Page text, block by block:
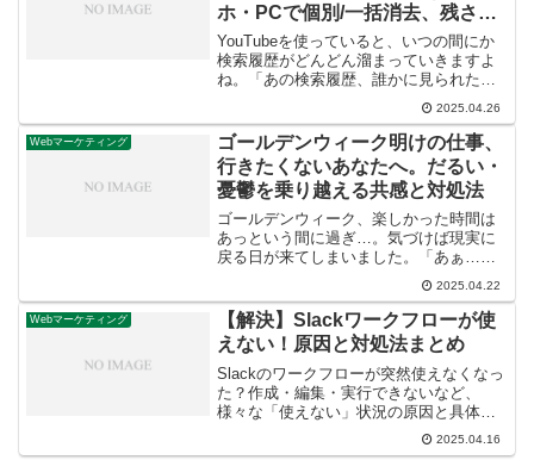
ホ・PCで個別/一括消去、残さな
い設定まで徹底解説
YouTubeを使っていると、いつの間にか
検索履歴がどんどん溜まっていきますよ
ね。「あの検索履歴、誰かに見られたく
ないな…」「検索履歴のせいで、おすす
め動画がおかしいかも？」そう感じてい
る方もいるでしょう。YouTubeの検索履
歴は、あなた...
2025.04.26
Webマーケティング
ゴールデンウィーク明けの仕事、
行きたくないあなたへ。だるい・
憂鬱を乗り越える共感と対処法
ゴールデンウィーク、楽しかった時間は
あっという間に過ぎ…。気づけば現実に
戻る日が来てしまいました。「あぁ…明
日から仕事か…」「なんかだるいな」
「正直、行きたくない…」。もし、あな
たが今、そんな風に感じているなら、安
心してください。その気持ち...
2025.04.22
Webマーケティング
【解決】Slackワークフローが使
えない！原因と対処法まとめ
Slackのワークフローが突然使えなくなっ
た？作成・編集・実行できないなど、
様々な「使えない」状況の原因と具体的
な解決策を徹底解説。権限、アプリ、設
定ミスなど、困った時のチェックリスト
2025.04.16